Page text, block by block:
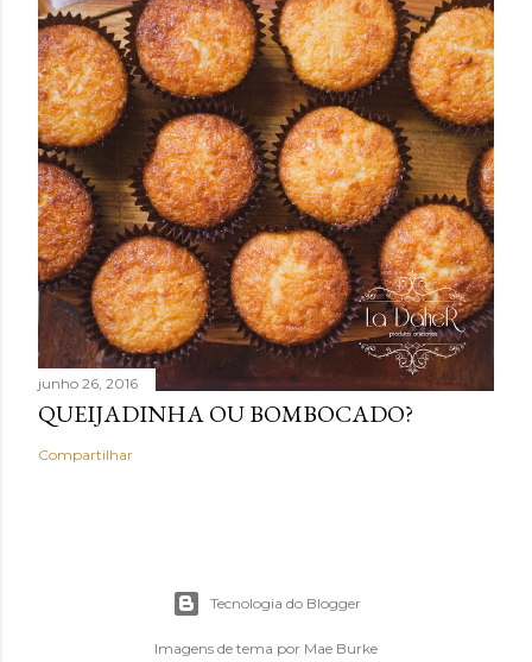
junho 26, 2016
QUEIJADINHA OU BOMBOCADO?
Compartilhar
Tecnologia do Blogger
Imagens de tema por Mae Burke